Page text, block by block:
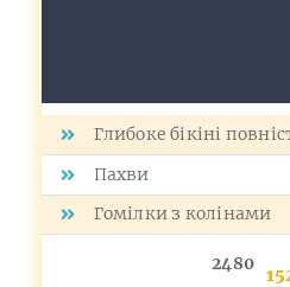
Глибоке бікіні
Пахви
Гомілки з колінами
2480